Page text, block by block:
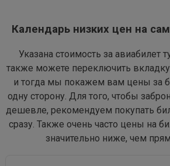
Календарь низких цен на
Указана стоимость за авиабилет
также можете переключить вкладку
и тогда мы покажем вам цены за
одну сторону. Для того, чтобы
дешевле, рекомендуем покупать
сразу. Также очень часто цены на
значительно ниже, чем